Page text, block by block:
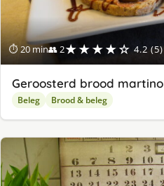
⏱ 20 min👥 2★★★★☆ 4.2 (5)
Geroosterd brood martino
Beleg Brood & beleg